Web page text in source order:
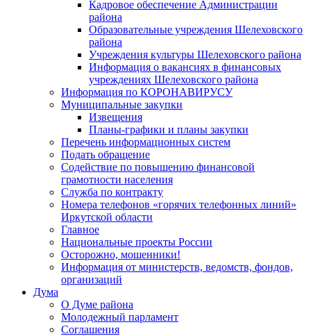
Кадровое обеспечение Администрации
района
Образовательные учреждения Шелеховского
района
Учреждения культуры Шелеховского района
Информация о вакансиях в финансовых
учреждениях Шелеховского района
Информация по КОРОНАВИРУСУ
Муниципальные закупки
Извещения
Планы-графики и планы закупки
Перечень информационных систем
Подать обращение
Содействие по повышению финансовой
грамотности населения
Служба по контракту
Номера телефонов «горячих телефонных линий»
Иркутской области
Главное
Национальные проекты России
Осторожно, мошенники!
Информация от министерств, ведомств, фондов,
организаций
Дума
О Думе района
Молодежный парламент
Соглашения